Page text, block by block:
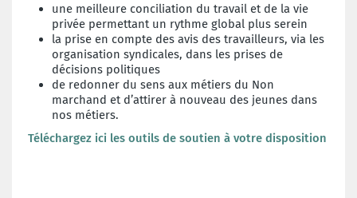
une meilleure conciliation du travail et de la vie
privée permettant un rythme global plus serein
la prise en compte des avis des travailleurs, via les
organisation syndicales, dans les prises de
décisions politiques
de redonner du sens aux métiers du Non
marchand et d’attirer à nouveau des jeunes dans
nos métiers.
Téléchargez ici les outils de soutien à votre disposition